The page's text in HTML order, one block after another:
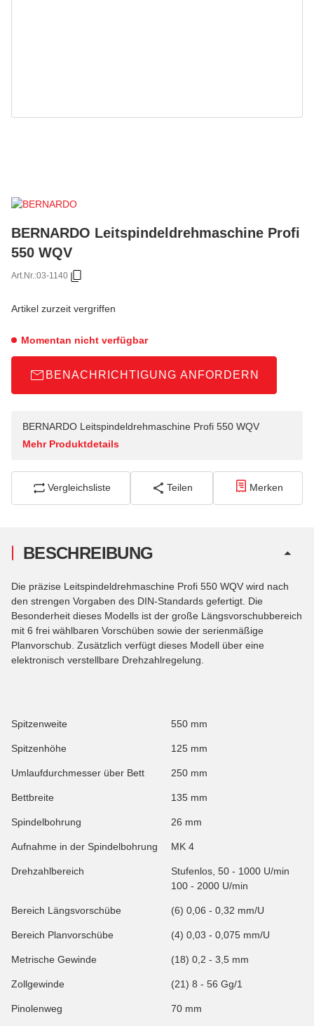
BERNARDO Leitspindeldrehmaschine Profi
550 WQV
Art.Nr.:03-1140
Artikel zurzeit vergriffen
Momentan nicht verfügbar
BENACHRICHTIGUNG ANFORDERN
BERNARDO Leitspindeldrehmaschine Profi 550 WQV
Mehr Produktdetails
Vergleichsliste Teilen Merken
BESCHREIBUNG
Die präzise Leitspindeldrehmaschine Profi 550 WQV wird nach
den strengen Vorgaben des DIN-Standards gefertigt. Die
Besonderheit dieses Modells ist der große Längsvorschubbereich
mit 6 frei wählbaren Vorschüben sowie der serienmäßige
Planvorschub. Zusätzlich verfügt dieses Modell über eine
elektronisch verstellbare Drehzahlregelung.
Spitzenweite 550 mm
Spitzenhöhe 125 mm
Umlaufdurchmesser über Bett 250 mm
Bettbreite 135 mm
Spindelbohrung 26 mm
Aufnahme in der Spindelbohrung MK 4
Drehzahlbereich
Stufenlos, 50 - 1000 U/min
100 - 2000 U/min
Bereich Längsvorschübe (6) 0,06 - 0,32 mm/U
Bereich Planvorschübe (4) 0,03 - 0,075 mm/U
Metrische Gewinde (18) 0,2 - 3,5 mm
Zollgewinde (21) 8 - 56 Gg/1
Pinolenweg 70 mm